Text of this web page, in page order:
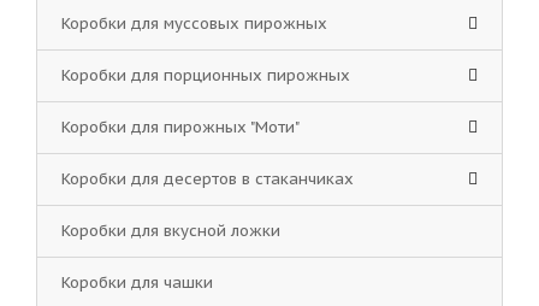
Коробки для муссовых пирожных
Коробки для порционных пирожных
Коробки для пирожных "Моти"
Коробки для десертов в стаканчиках
Коробки для вкусной ложки
Коробки для чашки